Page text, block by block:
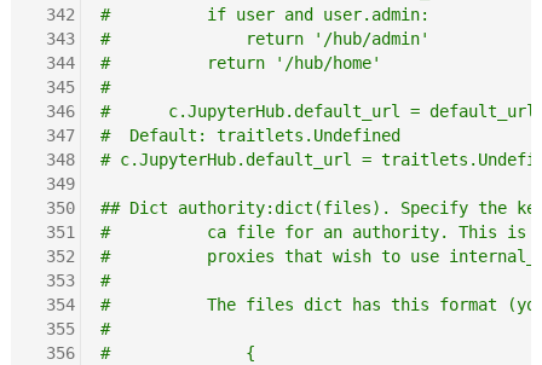
342
343
344
345
346
347
348
349
350
351
352
353
354
355
356
#          if user and user.admin:
#              return '/hub/admin'
#          return '/hub/home'
#
#      c.JupyterHub.default_url =
#  Default: traitlets.Undefined
# c.JupyterHub.default_url =
## Dict authority:dict(files). Specify the
#          ca file for an authority. This is
#          proxies that wish to use
#
#          The files dict has this format
#
#              {